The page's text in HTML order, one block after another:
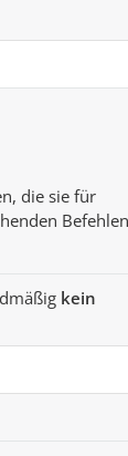
die sie für
kein